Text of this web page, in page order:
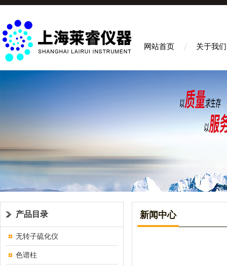
网站首页 关于我们
产品目录
无转子硫化仪
色谱柱
新闻中心